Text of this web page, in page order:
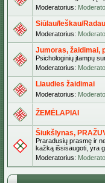
Moderatorius:
Siūlau/Ieškau/Radau
Moderatorius:
Jumoras, žaidimai,
Psichologinių įtampų
Moderatorius:
Liaudies žaidimai
Moderatorius:
ŽEMĖLAPIAI
Šiukšlynas,
Praradusių prasmę ir
kažką išsisaugoti, yra
Moderatorius: